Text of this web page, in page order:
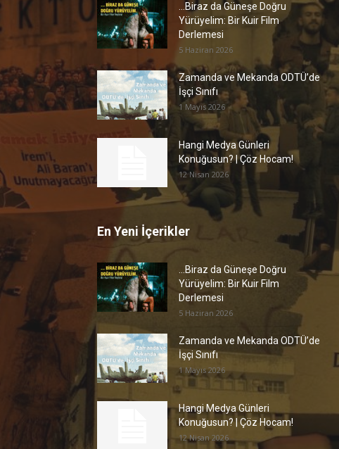
…Biraz da Güneşe Doğru
Yürüyelim: Bir Kuir Film
Derlemesi
5 Haziran 2026
Zamanda ve Mekanda ODTÜ’de
İşçi Sınıfı
1 Mayıs 2026
Hangi Medya Günleri
Konuğusun? | Çöz Hocam!
12 Nisan 2026
En Yeni İçerikler
…Biraz da Güneşe Doğru
Yürüyelim: Bir Kuir Film
Derlemesi
5 Haziran 2026
Zamanda ve Mekanda ODTÜ’de
İşçi Sınıfı
1 Mayıs 2026
Hangi Medya Günleri
Konuğusun? | Çöz Hocam!
12 Nisan 2026